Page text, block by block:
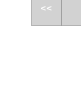
<<